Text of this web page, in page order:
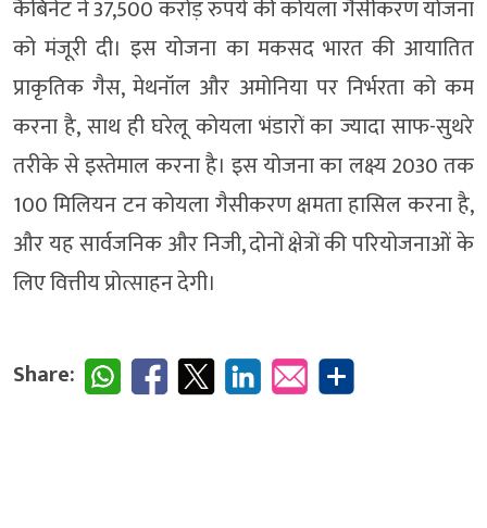
कैबिनेट ने 37,500 करोड़ रुपये की कोयला गैसीकरण योजना
को मंजूरी दी। इस योजना का मकसद भारत की आयातित
प्राकृतिक गैस, मेथनॉल और अमोनिया पर निर्भरता को कम
करना है, साथ ही घरेलू कोयला भंडारों का ज्यादा साफ-सुथरे
तरीके से इस्तेमाल करना है। इस योजना का लक्ष्य 2030 तक
100 मिलियन टन कोयला गैसीकरण क्षमता हासिल करना है,
और यह सार्वजनिक और निजी, दोनों क्षेत्रों की परियोजनाओं के
लिए वित्तीय प्रोत्साहन देगी।
Share: